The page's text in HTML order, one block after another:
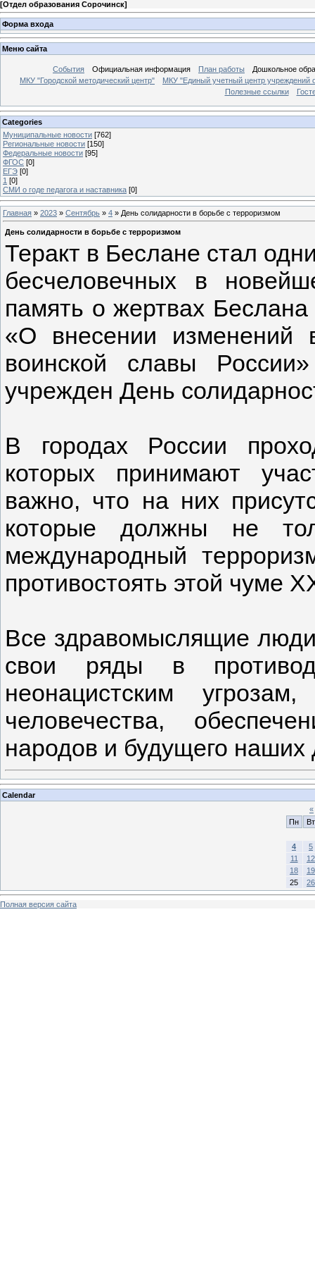
[Отдел образования Сорочинск]
Форма входа
Меню сайта
События Официальная информация План работы
Дошкольное
МКУ "Городской методический центр"
МКУ "Единый учетный центр учреждений
Полезные ссылки
Categories
Муниципальные новости [762]
Региональные новости [150]
Федеральные новости [95]
ФГОС [0]
ЕГЭ [0]
1 [0]
СМИ о годе педагога и наставника [0]
Главная » 2023 » Сентябрь » 4 » День солидарности в борьбе с терроризмом
День солидарности в борьбе с терроризмом
Теракт в Беслане стал
бесчеловечных в
память о жертвах
«О внесении
воинской славы
учрежден День
В городах России
которых принимают
важно, что на них
которые должны не
международный
противостоять этой чуме
Все здравомыслящие
свои ряды в
неонацистским
человечества,
народов и будущего наших
Calendar
«
Пн
Вт
4
5
11
12
18
19
25
26
Полная версия сайта